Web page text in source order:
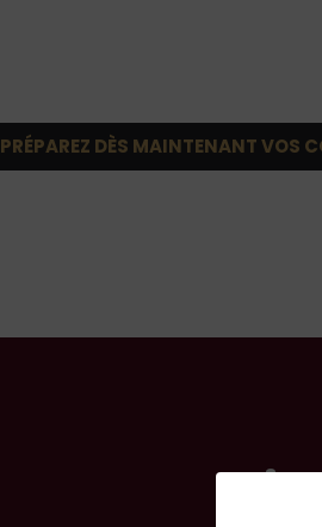
PRÉPAREZ DÈS MAINTENANT VOS